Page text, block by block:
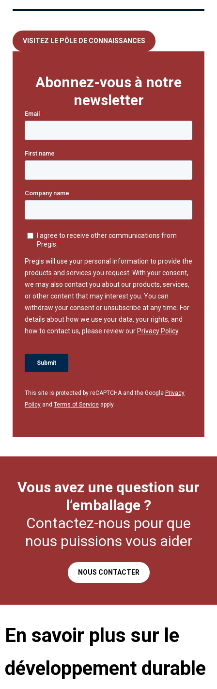
VISITEZ LE PÔLE DE CONNAISSANCES
Abonnez-vous à notre
newsletter
This site is protected by reCAPTCHA and the Google Privacy
Policy and Terms of Service apply.
Vous avez une question sur
l’emballage ?
Contactez-nous pour que
nous puissions vous aider
NOUS CONTACTER
En savoir plus sur le
développement durable